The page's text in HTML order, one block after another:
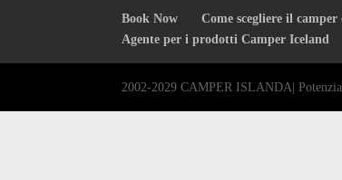
Book Now Come scegliere il
Agente per i prodotti Camper Iceland
2002-2029 CAMPER ISLANDA|